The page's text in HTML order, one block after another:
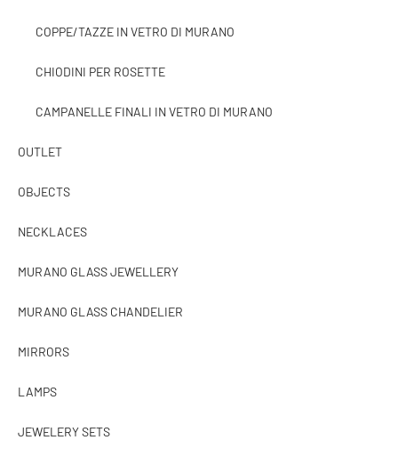
COPPE/TAZZE IN VETRO DI MURANO
CHIODINI PER ROSETTE
CAMPANELLE FINALI IN VETRO DI MURANO
OUTLET
OBJECTS
NECKLACES
MURANO GLASS JEWELLERY
MURANO GLASS CHANDELIER
MIRRORS
LAMPS
JEWELERY SETS